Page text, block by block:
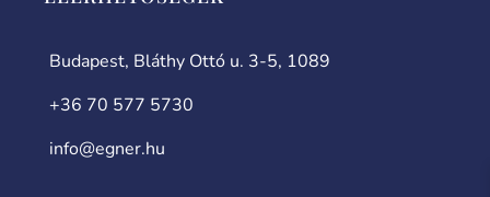
Budapest, Bláthy Ottó u. 3-5, 1089
+36 70 577 5730
info@egner.hu